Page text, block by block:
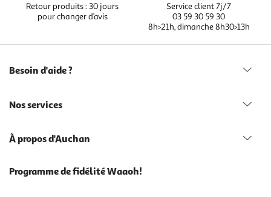
Retour produits : 30 jours
pour changer d’avis
Service client 7j/7
03 59 30 59 30
8h>21h, dimanche 8h30>13h
Besoin d'aide ?
Nos services
À propos d'Auchan
Programme de fidélité Waaoh!